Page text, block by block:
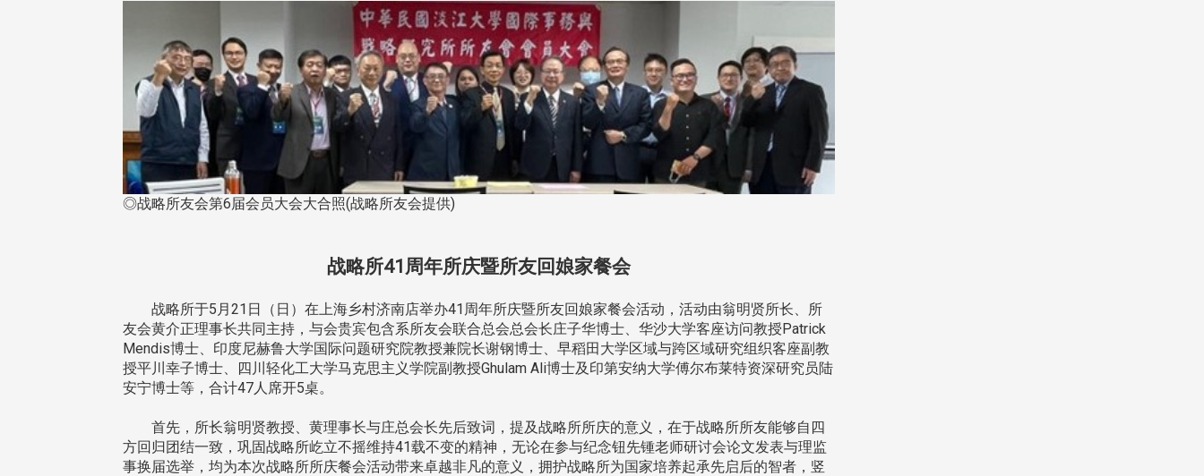
◎战略所友会第6届会员大会大合照(战略所友会提供)
战略所41周年所庆暨所友回娘家餐会
战略所于5月21日（日）在上海乡村济南店举办41周年所庆暨所友回娘家餐会活动，活动由翁明贤所长、所
友会黄介正理事长共同主持，与会贵宾包含系所友会联合总会总会长庄子华博士、华沙大学客座访问教授Patrick
Mendis博士、印度尼赫鲁大学国际问题研究院教授兼院长谢钢博士、早稻田大学区域与跨区域研究组织客座副教
授平川幸子博士、四川轻化工大学马克思主义学院副教授Ghulam Ali博士及印第安纳大学傅尔布莱特资深研究员陆
安宁博士等，合计47人席开5桌。
首先，所长翁明贤教授、黄理事长与庄总会长先后致词，提及战略所所庆的意义，在于战略所所友能够自四
方回归团结一致，巩固战略所屹立不摇维持41载不变的精神，无论在参与纪念钮先锺老师研讨会论文发表与理监
事换届选举，均为本次战略所所庆餐会活动带来卓越非凡的意义，拥护战略所为国家培养起承先启后的智者，竖